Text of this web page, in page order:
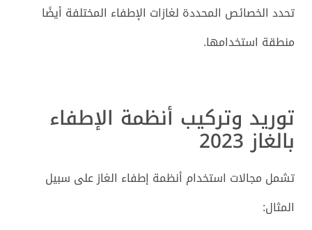
تحدد الخصائص المحددة لغازات الإطفاء المختلفة أيضًا
منطقة استخدامها.
توريد وتركيب أنظمة الإطفاء
بالغاز 2023
تشمل مجالات استخدام أنظمة إطفاء الغاز على سبيل
المثال: